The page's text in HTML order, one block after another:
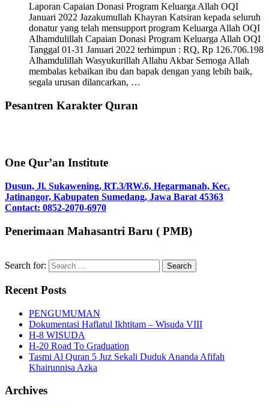
Laporan Capaian Donasi Program Keluarga Allah OQI
Januari 2022 Jazakumullah Khayran Katsiran kepada seluruh
donatur yang telah mensupport program Keluarga Allah OQI
Alhamdulillah Capaian Donasi Program Keluarga Allah OQI
Tanggal 01-31 Januari 2022 terhimpun : RQ, Rp 126.706.198
Alhamdulillah Wasyukurillah Allahu Akbar Semoga Allah
membalas kebaikan ibu dan bapak dengan yang lebih baik,
segala urusan dilancarkan, …
Pesantren Karakter Quran
One Qur’an Institute
Dusun, Jl. Sukawening, RT.3/RW.6, Hegarmanah, Kec.
Jatinangor, Kabupaten Sumedang, Jawa Barat 45363
Contact: 0852-2070-6970
Penerimaan Mahasantri Baru ( PMB)
Search for:
Recent Posts
PENGUMUMAN
Dokumentasi Haflatul Ikhtitam – Wisuda VIII
H-8 WISUDA
H-20 Road To Graduation
Tasmi Al Quran 5 Juz Sekali Duduk Ananda Afifah
Khairunnisa Azka
Archives